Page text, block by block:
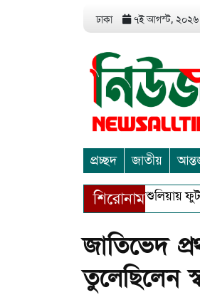
ঢাকা ৭ই আগস্ট, ২০২৬
প্রচ্ছদ জাতীয়
শিরোনাম
আশুলিয়ায় ফুটপাত
চাঁদপুরে
জাতিভেদ
তুলেছিলেন